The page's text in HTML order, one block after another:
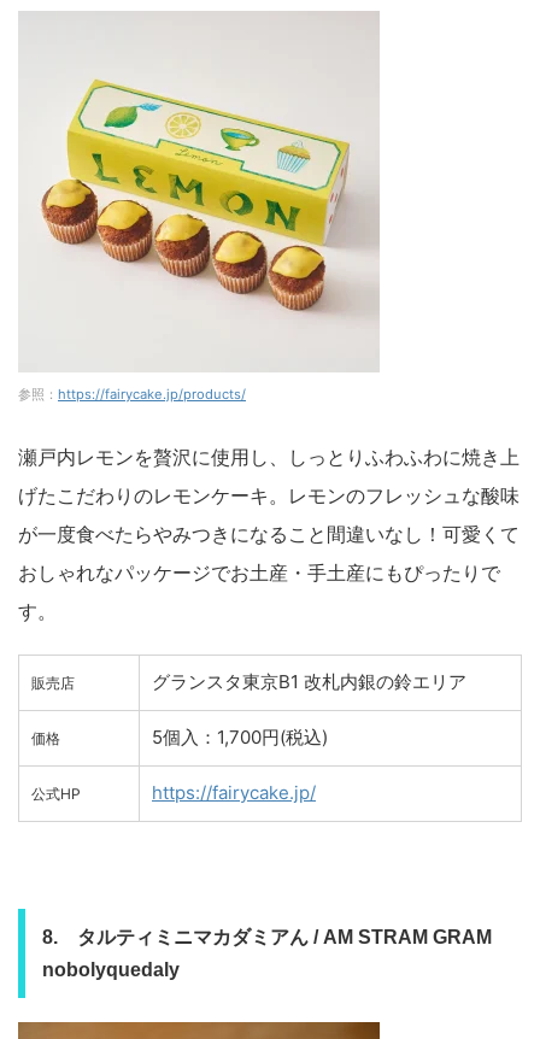
参照： https://fairycake.jp/products/
瀬戸内レモンを贅沢に使用し、しっとりふわふわに焼き上
げたこだわりのレモンケーキ。レモンのフレッシュな酸味
が一度食べたらやみつきになること間違いなし！可愛くて
おしゃれなパッケージでお土産・手土産にもぴったりで
す。
販売店 グランスタ東京B1 改札内銀の鈴エリア
価格 5個入：1,700円(税込)
公式HP https://fairycake.jp/
8. タルティミニマカダミアん / AM STRAM GRAM
nobolyquedaly